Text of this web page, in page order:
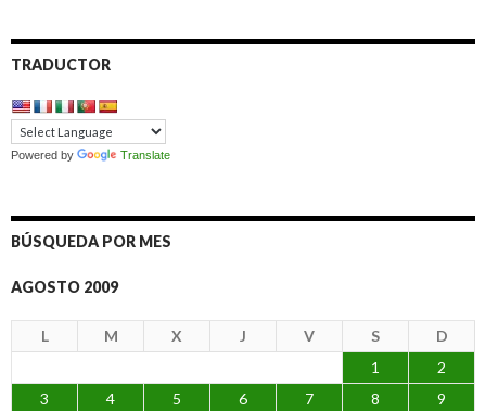
TRADUCTOR
Powered by Translate
BÚSQUEDA POR MES
AGOSTO 2009
L M X J V S
D
1
2
3
4 5 6 7 8
9